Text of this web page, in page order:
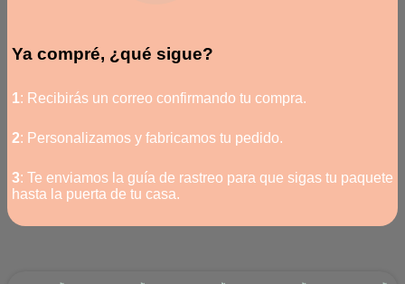
Ya compré, ¿qué sigue?
1: Recibirás un correo confirmando tu compra.
2: Personalizamos y fabricamos tu pedido.
3: Te enviamos la guía de rastreo para que sigas tu paquete
hasta la puerta de tu casa.